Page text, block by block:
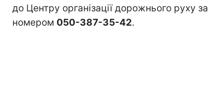
до Центру організації дорожнього руху за
номером 050-387-35-42.